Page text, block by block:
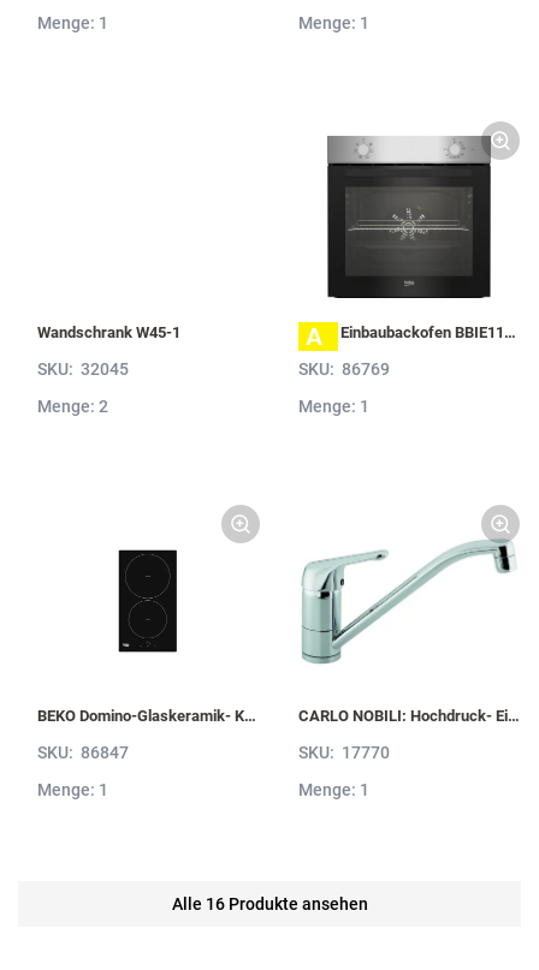
Menge: 1 Menge: 1
Wandschrank W45-1
SKU: 32045
Menge: 2
A BEKO Einbaubackofen BBIE110N2X mit Hydrolyse, Edelstahl BBIE110N2X
SKU: 86769
Menge: 1
BEKO Domino-Glaskeramik- Kochfeld HDMI32400DT mit Induktion, Sologerät HDMI32400DT
SKU: 86847
Menge: 1
CARLO NOBILI: Hochdruck- Einhebelmischbatterie Blue, Mischbatterie verchromt 17770
SKU: 17770
Menge: 1
Alle 16 Produkte ansehen